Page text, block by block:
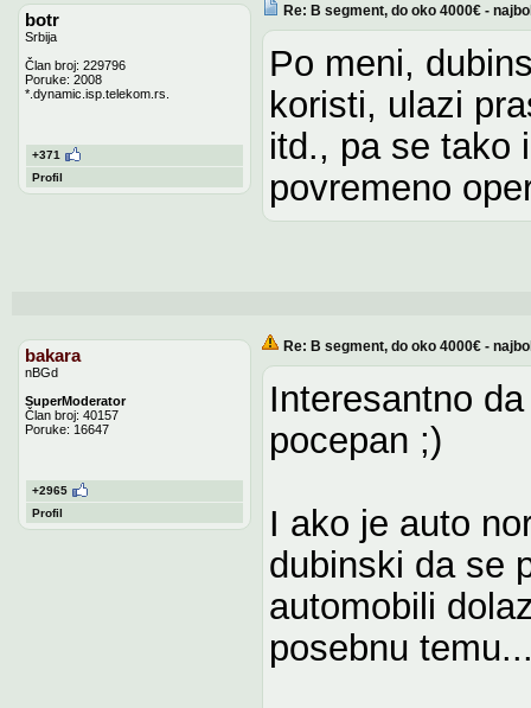
botr
Srbija
Član broj: 229796
Poruke: 2008
*.dynamic.isp.telekom.rs.
+371
Profil
Re: B segment, do oko 4000€ -
Po meni,
koristi, ulazi
itd., pa se tako
povremeno
bakara
nBGd
SuperModerator
Član broj: 40157
Poruke: 16647
+2965
Profil
Re: B segment, do oko 4000€ -
Interesantno
pocepan ;)
I ako je auto
dubinski da se
automobili
posebnu